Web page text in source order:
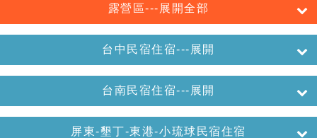
露營區---展開全部
台中民宿住宿---展開
台南民宿住宿---展開
屏東-墾丁-東港-小琉球民宿住宿